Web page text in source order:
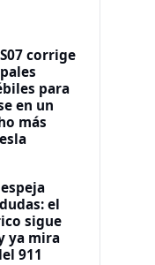
corrige
para
en un
más
el
sigue
ya mira
911